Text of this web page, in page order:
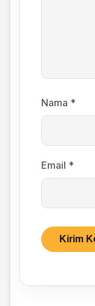
Nama *
Email *